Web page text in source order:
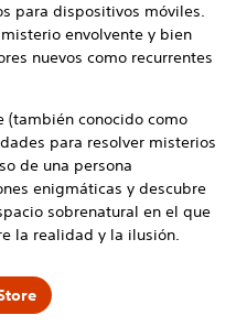
para dispositivos móviles.
envolvente y bien
nuevos como recurrentes
(también conocido como
para resolver misterios
de una persona
enigmáticas y descubre
sobrenatural en el que
la realidad y la ilusión.